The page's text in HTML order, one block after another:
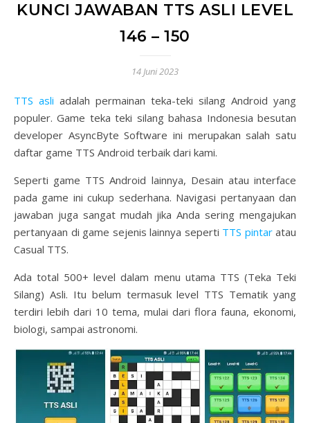
KUNCI JAWABAN TTS ASLI LEVEL
146 – 150
14 Juni 2023
TTS asli adalah permainan teka-teki silang Android yang
populer. Game teka teki silang bahasa Indonesia besutan
developer AsyncByte Software ini merupakan salah satu
daftar game TTS Android terbaik dari kami.
Seperti game TTS Android lainnya, Desain atau interface
pada game ini cukup sederhana. Navigasi pertanyaan dan
jawaban juga sangat mudah jika Anda sering mengajukan
pertanyaan di game sejenis lainnya seperti TTS pintaratau
Casual TTS.
Ada total 500+ level dalam menu utama TTS (Teka Teki
Silang) Asli. Itu belum termasuk level TTS Tematik yang
terdiri lebih dari 10 tema, mulai dari flora fauna, ekonomi,
biologi, sampai astronomi.